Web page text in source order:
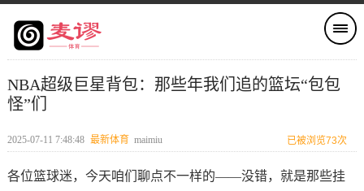
NBA超级巨星背包：那些年我们追的篮坛“包包
怪”们
2025-07-11 7:48:48 最新体育 maimiu 已被浏览73次
各位篮球迷，今天咱们聊点不一样的——没错，就是那些挂